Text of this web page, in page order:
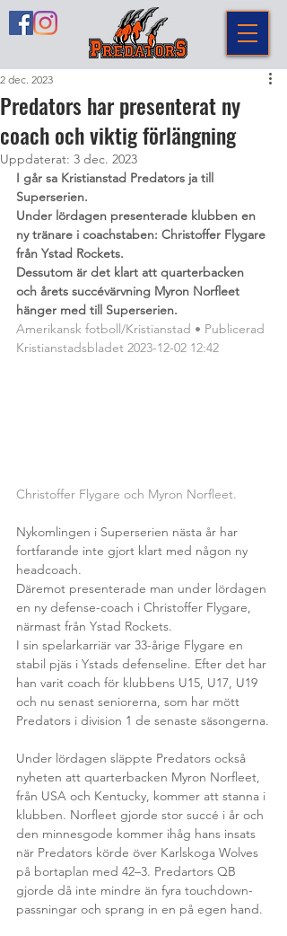
Predators har presenterat ny
coach och viktig förlängning
2 dec. 2023
Uppdaterat: 3 dec. 2023
I går sa Kristianstad Predators ja till
Superserien.
Under lördagen presenterade klubben en
ny tränare i coachstaben: Christoffer Flygare
från Ystad Rockets.
Dessutom är det klart att quarterbacken
och årets succévärvning Myron Norfleet
hänger med till Superserien.
Amerikansk fotboll/Kristianstad • Publicerad
Kristianstadsbladet 2023-12-02 12:42
Christoffer Flygare och Myron Norfleet.
Nykomlingen i Superserien nästa år har
fortfarande inte gjort klart med någon ny
headcoach.
Däremot presenterade man under lördagen
en ny defense-coach i Christoffer Flygare,
närmast från Ystad Rockets.
I sin spelarkarriär var 33-årige Flygare en
stabil pjäs i Ystads defenseline. Efter det har
han varit coach för klubbens U15, U17, U19
och nu senast seniorerna, som har mött
Predators i division 1 de senaste säsongerna.
Under lördagen släppte Predators också
nyheten att quarterbacken Myron Norfleet,
från USA och Kentucky, kommer att stanna i
klubben. Norfleet gjorde stor succé i år och
den minnesgode kommer ihåg hans insats
när Predators körde över Karlskoga Wolves
på bortaplan med 42–3. Predartors QB
gjorde då inte mindre än fyra touchdown-
passningar och sprang in en på egen hand.